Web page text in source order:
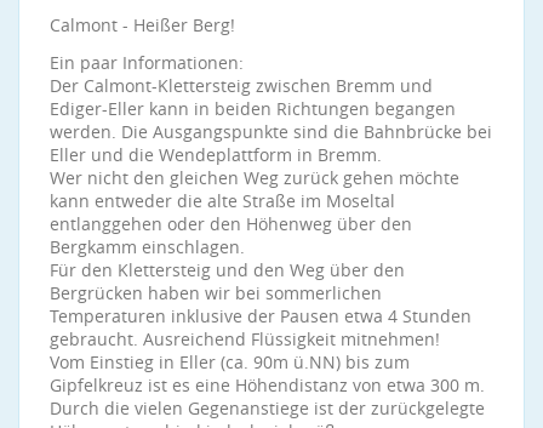
Calmont - Heißer Berg!
Ein paar Informationen:
Der Calmont-Klettersteig zwischen Bremm und
Ediger-Eller kann in beiden Richtungen begangen
werden. Die Ausgangspunkte sind die Bahnbrücke bei
Eller und die Wendeplattform in Bremm.
Wer nicht den gleichen Weg zurück gehen möchte
kann entweder die alte Straße im Moseltal
entlanggehen oder den Höhenweg über den
Bergkamm einschlagen.
Für den Klettersteig und den Weg über den
Bergrücken haben wir bei sommerlichen
Temperaturen inklusive der Pausen etwa 4 Stunden
gebraucht. Ausreichend Flüssigkeit mitnehmen!
Vom Einstieg in Eller (ca. 90m ü.NN) bis zum
Gipfelkreuz ist es eine Höhendistanz von etwa 300 m.
Durch die vielen Gegenanstiege ist der zurückgelegte